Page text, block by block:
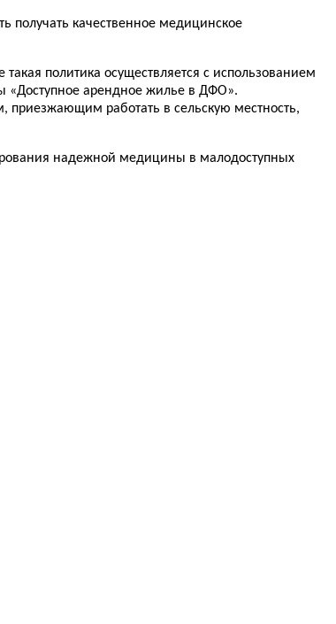
получать качественное медицинское
политика осуществляется с использованием
«Доступное арендное жилье в ДФО».
приезжающим работать в сельскую местность,
надежной медицины в малодоступных